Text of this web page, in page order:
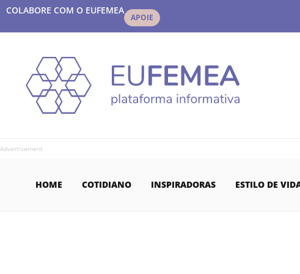
COLABORE COM O EUFEMEA
APOIE
Advertisement
HOME COTIDIANO INSPIRADORAS ESTILO DE